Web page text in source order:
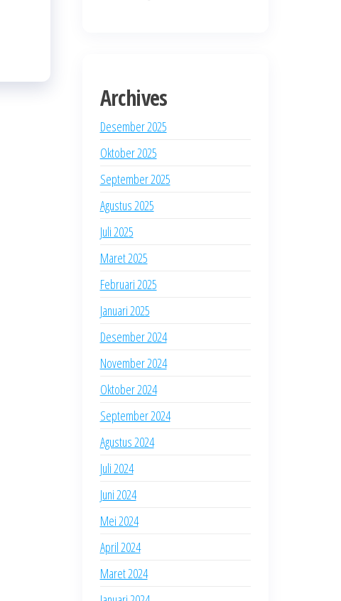
Archives
Desember 2025
Oktober 2025
September 2025
Agustus 2025
Juli 2025
Maret 2025
Februari 2025
Januari 2025
Desember 2024
November 2024
Oktober 2024
September 2024
Agustus 2024
Juli 2024
Juni 2024
Mei 2024
April 2024
Maret 2024